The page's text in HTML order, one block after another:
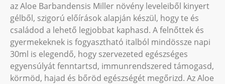
az Aloe Barbandensis Miller növény leveleiből kinyert
gélből, szigorú előírások alapján készül, hogy te és
családod a lehető legjobbat kaphasd. A felnőttek és
gyermekeknek is fogyasztható italból mindössze napi
30ml is elegendő, hogy szervezeted egészséges
egyensúlyát fenntartsd, immunrendszered támogasd,
körmöd, hajad és bőröd egészségét megőrizd. Az Aloe